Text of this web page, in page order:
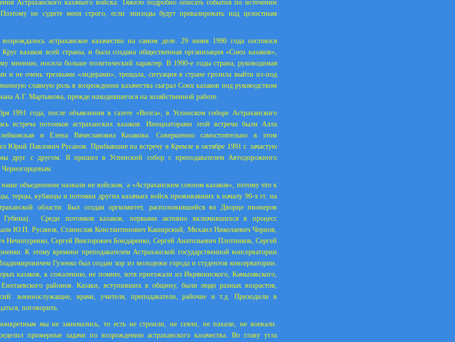
Астраханского казачьего войска. Тяжело подробно описать события по истечении
не судите меня строго, если эпизоды будут превалировать над целостным
астраханское казачество на самом деле. 29 июня 1990 года состоялся
казаков всей страны, и была создана общественная организация «Союз казаков»,
мнению, носила больше политический характер. В 1990-е годы страна, руководимая
и не очень трезвыми «лидерами», трещала, ситуация в стране грозила выйти из-под
славную роль в возрождении казачества сыграл Союз казаков под руководством
А.Г. Мартынова, прежде находившегося на хозяйственной работе.
1991 года, после объявления в газете «Волга», в Успенском соборе Астраханского
встреча потомков астраханских казаков. Инициаторами этой встречи были Алла
и Елена Вячеславовна Казакова. Совершенно самостоятельно в этом
Юрий Павлович Русанов. Прибывшие на встречу в Кремле в октябре 1991 г. зачастую
друг с другом. Я пришел в Успенский собор с преподавателем Автодорожного
наше объединение назвали не войском, а «Астраханским союзом казаков», потому что к
терцы, кубанцы и потомки других казачьих войск проживавших к началу 90-х гг. на
области. Был создан оргкомитет, расположившейся во Дворце пионеров
Среди потомков казаков, первыми активно включившихся в процесс
Ю.П. Русанов, Станислав Константинович Каширский, Михаил Николаевич Чернов,
Нечипуренко, Сергей Викторович Бондаренко, Сергей Анатольевич Плотников, Сергей
К этому времени преподавателем Астраханской государственной консерватории
Гузенко был создан хор из молодежи города и студентов консерватории.
казаков, к сожалению, не помню, хотя приезжали из Икрянинского, Камызякского,
Енотаевского районов. Казаки, вступивших в общину, были люди разных возрастов,
военнослужащие, врачи, учителя, преподаватели, рабочие и т.д. Приходили в
поговорить.
мы не занимались, то есть не строили, не сеяли, не пахали, не воевали.
примерные задачи по возрождению астраханского казачества. Во главу угла